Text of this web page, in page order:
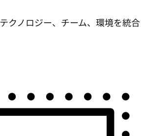
クノロジー、チーム、環境を統合